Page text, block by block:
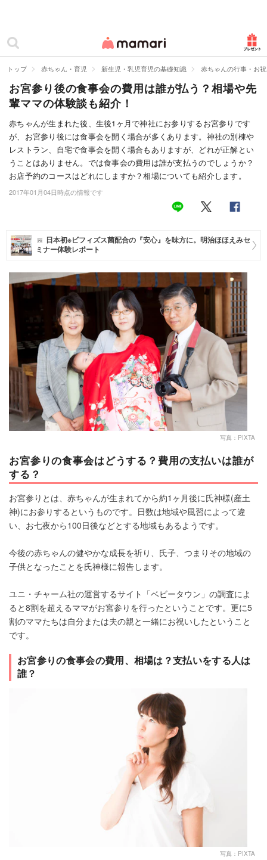
ママリ
カテゴリー一覧
妊娠
出産
赤ちゃん・育児
子育て・家族
病院
お仕事
マネー
トレンド・イベント
トップ 赤ちゃん・育児 新生児・乳児育児の基礎知識 赤ちゃんの行事・お
お宮参り後の食事会の費用は誰が払う？相場や先
輩ママの体験談も紹介！
赤ちゃんが生まれた後、生後1ヶ月で神社にお参りするお宮参りです
が、お宮参り後には食事会を開く場合が多くあります。神社の別棟や
レストラン、自宅で食事会を開く場合もありますが、どれが正解とい
うことはありません。では食事会の費用は誰が支払うのでしょうか？
お店予約のコースはどれにしますか？相場についても紹介します。
2017年01月04日時点の情報です
日本初※ビフィズス菌配合の『安心』を味方に。明治ほほえみセ
ミナー体験レポート
写真：PIXTA
お宮参りの食事会はどうする？費用の支払いは誰が
する？
お宮参りとは、赤ちゃんが生まれてから約1ヶ月後に氏神様(産土
神)にお参りするというものです。日数は地域や風習によって違
い、お七夜から100日後などとする地域もあるようです。
今後の赤ちゃんの健やかな成長を祈り、氏子、つまりその地域の
子供となったことを氏神様に報告します。
ユニ・チャーム社の運営するサイト「ベビータウン」の調査によ
ると8割を超えるママがお宮参りを行ったということです。更に5
割のママたちは自分または夫の親と一緒にお祝いしたということ
です。
お宮参りの食事会の費用、相場は？支払いをする人は
誰？
写真：PIXTA